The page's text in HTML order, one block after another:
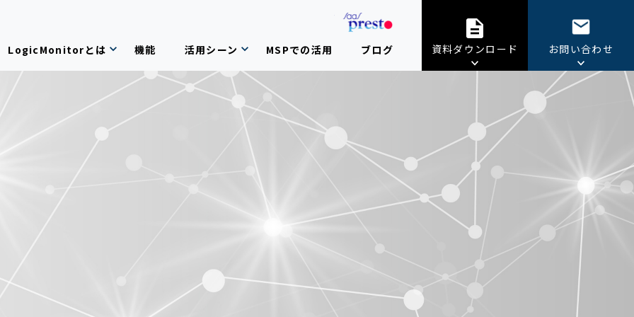
LogicMonitorとは 機能 活用シーン MSPでの活用 ブログ 資料ダウンロード お問い合わせ